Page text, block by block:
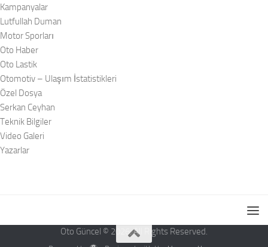
Kampanyalar
Lutfullah Duman
Motor Sporları
Oto Haber
Oto Lastik
Otomotiv – Ulaşım İstatistikleri
Özel Dosya
Serkan Ceyhan
Teknik Bilgiler
Video Galeri
Yazarlar
Oto Güncel © 2026. All Rights Reserved.